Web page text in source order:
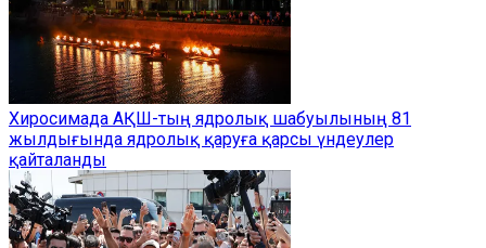
Хиросимада АҚШ-тың ядролық шабуылының 81
жылдығында ядролық қаруға қарсы үндеулер
қайталанды